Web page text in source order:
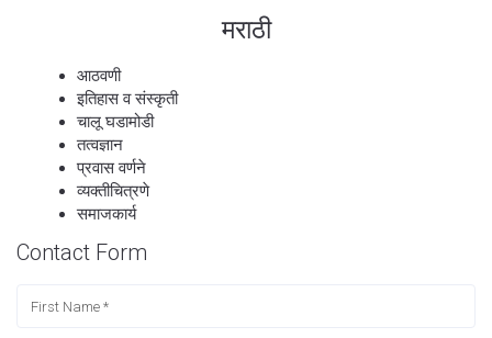
मराठी
आठवणी
इतिहास व संस्कृती
चालू घडामोडी
तत्वज्ञान
प्रवास वर्णने
व्यक्तीचित्रणे
समाजकार्य
Contact Form